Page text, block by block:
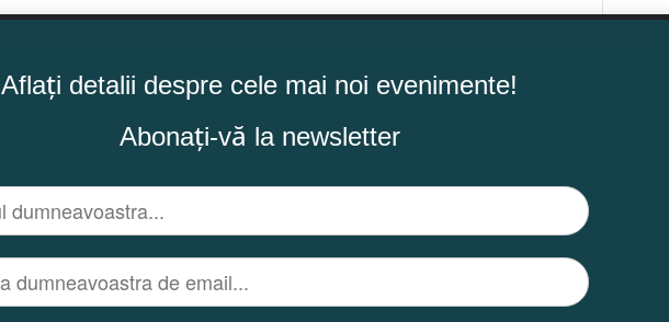
Aflați detalii despre cele mai noi evenimente!
Abonați-vă la newsletter